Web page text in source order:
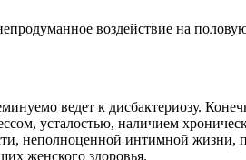
воздействие на
ведет к дисбактериозу.
усталостью, наличием
неполноценной интимной жизни,
женского здоровья.